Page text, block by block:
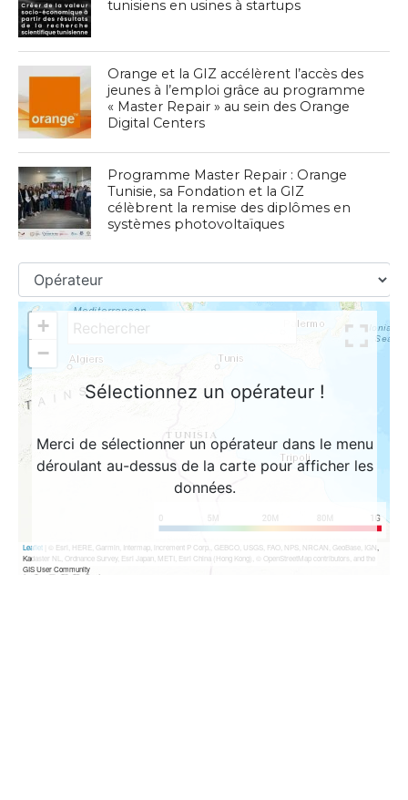
tunisiens en usines à startups
Orange et la GIZ accélèrent l’accès des
jeunes à l’emploi grâce au programme
« Master Repair » au sein des Orange
Digital Centers
Programme Master Repair : Orange
Tunisie, sa Fondation et la GIZ
célèbrent la remise des diplômes en
systèmes photovoltaïques